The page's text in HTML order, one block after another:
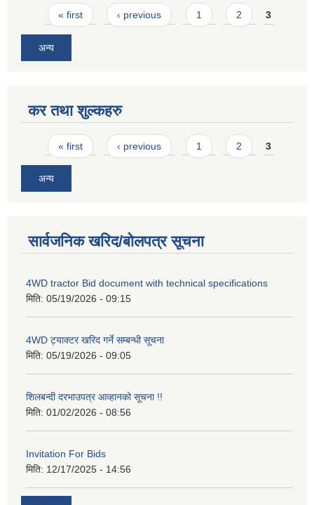
Pages
« first ‹ previous 1 2 3
अन्य
कर तथा शुल्कहरु
Pages
« first ‹ previous 1 2 3
अन्य
सार्वजनिक खरिद/बोलपत्र सूचना
4WD tractor Bid document with technical specifications
मिति: 05/19/2026 - 09:15
4WD ट्याक्टर खरिद गर्ने सम्बन्धी सूचना
मिति: 05/19/2026 - 09:05
शिलबन्दी दरभाउपत्र आव्हानको सूचना !!
मिति: 01/02/2026 - 08:56
Invitation For Bids
मिति: 12/17/2025 - 14:56